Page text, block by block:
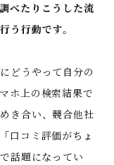
たり――こうした流
う行動です。
どうやって自分の
ホ上の検索結果で
き合い、競合他社
口コミ評価がちょ
話題になってい